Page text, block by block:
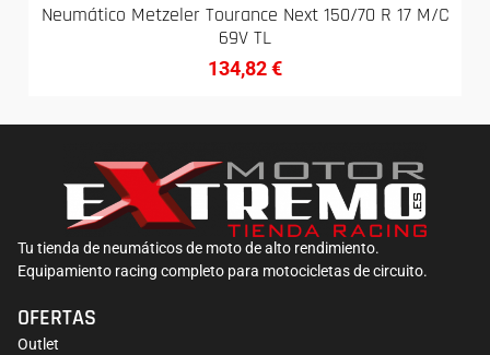
Neumático Metzeler Tourance Next 150/70 R 17 M/C
69V TL
134,82€
Tu tienda de neumáticos de moto de alto rendimiento.
Equipamiento racing completo para motocicletas de circuito.
OFERTAS
Outlet